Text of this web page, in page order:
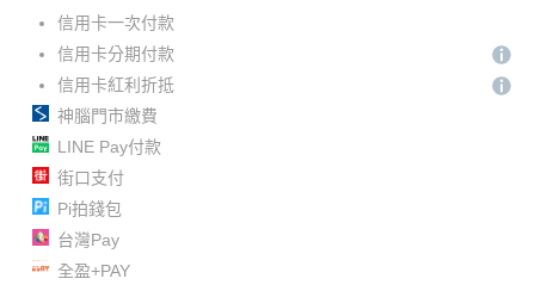
信用卡一次付款
信用卡分期付款
信用卡紅利折抵
神腦門市繳費
LINE Pay付款
街口支付
Pi拍錢包
台灣Pay
全盈+PAY